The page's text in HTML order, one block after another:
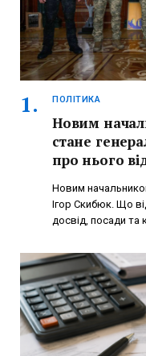
ПОЛІТИКА
Новим
стане
про нього
Новим
Ігор Скибюк. Що
досвід, посади та